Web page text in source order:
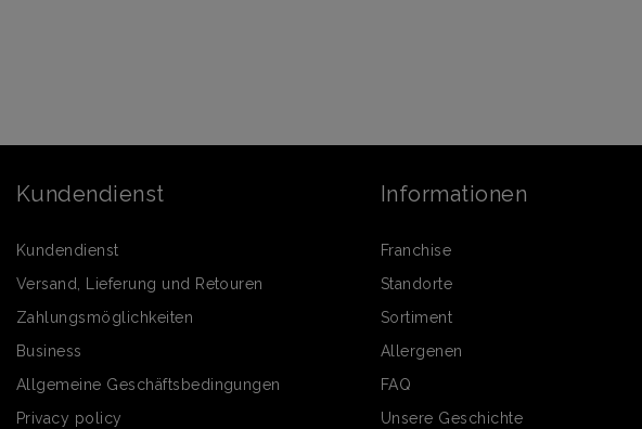
Kundendienst
Kundendienst
Versand, Lieferung und Retouren
Zahlungsmöglichkeiten
Business
Allgemeine Geschäftsbedingungen
Privacy policy
Informationen
Franchise
Standorte
Sortiment
Allergenen
FAQ
Unsere Geschichte